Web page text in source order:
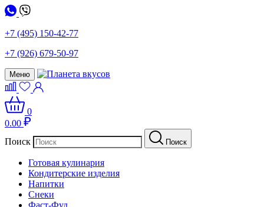
+7 (495) 150-42-77
+7 (926) 679-50-97
Меню
0
0.00
Поиск
Поиск
Готовая кулинария
Кондитерские изделия
Напитки
Снеки
Фаст-Фуд